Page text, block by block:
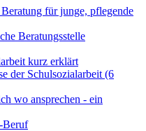
für junge, pflegende
Beratungsstelle
kurz erklärt
der Schulsozialarbeit (6
wo ansprechen - ein
Beruf